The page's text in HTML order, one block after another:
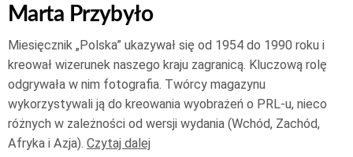
Marta Przybyło
Miesięcznik „Polska” ukazywał się od 1954 do 1990 roku i
kreował wizerunek naszego kraju zagranicą. Kluczową rolę
odgrywała w nim fotografia. Twórcy magazynu
wykorzystywali ją do kreowania wyobrażeń o PRL-u, nieco
różnych w zależności od wersji wydania (Wchód, Zachód,
Afryka i Azja). Czytaj dalej